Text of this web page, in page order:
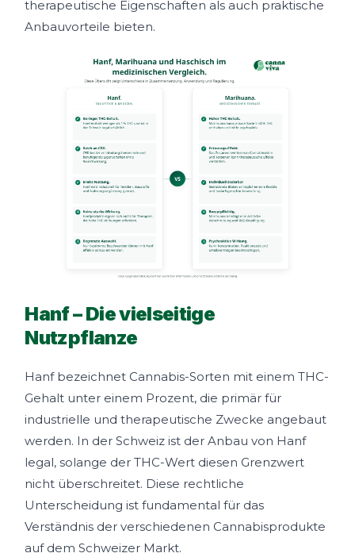
therapeutische Eigenschaften als auch praktische
Anbauvorteile bieten.
Hanf – Die vielseitige
Nutzpflanze
Hanf bezeichnet Cannabis-Sorten mit einem THC-
Gehalt unter einem Prozent, die primär für
industrielle und therapeutische Zwecke angebaut
werden. In der Schweiz ist der Anbau von Hanf
legal, solange der THC-Wert diesen Grenzwert
nicht überschreitet. Diese rechtliche
Unterscheidung ist fundamental für das
Verständnis der verschiedenen Cannabisprodukte
auf dem Schweizer Markt.